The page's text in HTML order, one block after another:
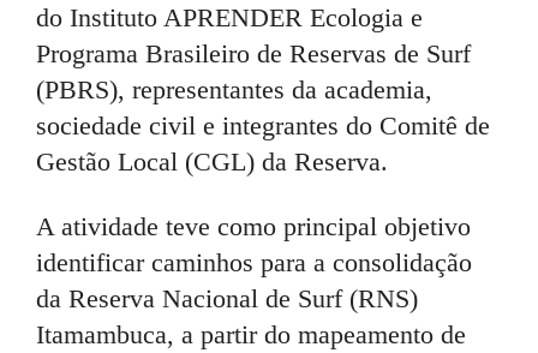
do Instituto APRENDER Ecologia e
Programa Brasileiro de Reservas de Surf
(PBRS), representantes da academia,
sociedade civil e integrantes do Comitê de
Gestão Local (CGL) da Reserva.
A atividade teve como principal objetivo
identificar caminhos para a consolidação
da Reserva Nacional de Surf (RNS)
Itamambuca, a partir do mapeamento de